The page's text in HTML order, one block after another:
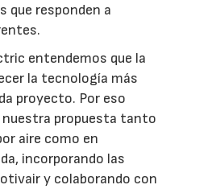
que responden a
entendemos que la
la tecnología más
proyecto. Por eso
propuesta tanto
aire como en
incorporando las
y colaborando con